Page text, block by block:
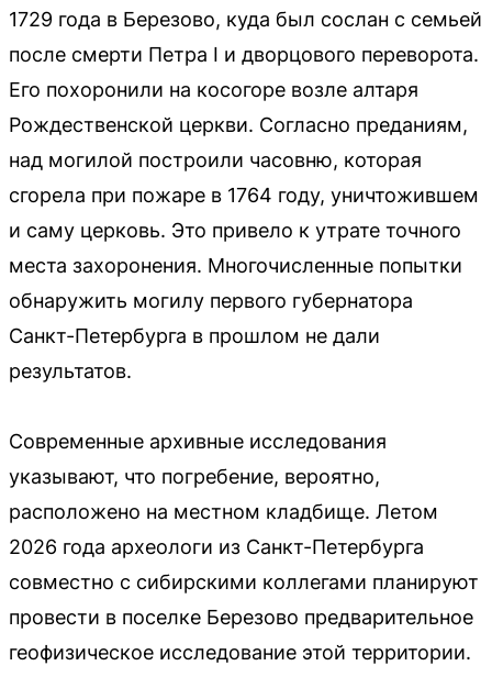
1729 года в Березово, куда был сослан с семьей
после смерти Петра I и дворцового переворота.
Его похоронили на косогоре возле алтаря
Рождественской церкви. Согласно преданиям,
над могилой построили часовню, которая
сгорела при пожаре в 1764 году, уничтожившем
и саму церковь. Это привело к утрате точного
места захоронения. Многочисленные попытки
обнаружить могилу первого губернатора
Санкт-Петербурга в прошлом не дали
результатов.
Современные архивные исследования
указывают, что погребение, вероятно,
расположено на местном кладбище. Летом
2026 года археологи из Санкт-Петербурга
совместно с сибирскими коллегами планируют
провести в поселке Березово предварительное
геофизическое исследование этой территории.